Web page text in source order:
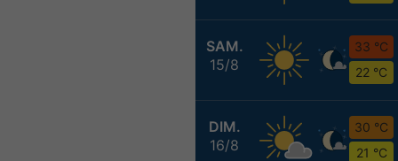
SAM.
15/8
33 °C
22 °C
DIM.
16/8
30 °C
21 °C